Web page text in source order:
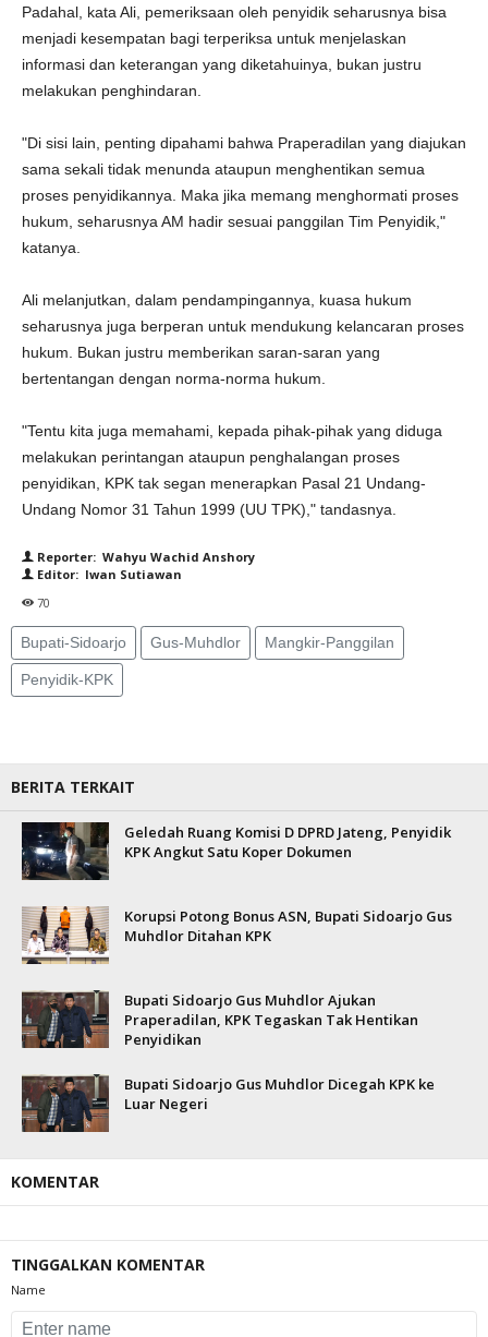
Padahal, kata Ali, pemeriksaan oleh penyidik seharusnya bisa
menjadi kesempatan bagi terperiksa untuk menjelaskan
informasi dan keterangan yang diketahuinya, bukan justru
melakukan penghindaran.
"Di sisi lain, penting dipahami bahwa Praperadilan yang diajukan
sama sekali tidak menunda ataupun menghentikan semua
proses penyidikannya. Maka jika memang menghormati proses
hukum, seharusnya AM hadir sesuai panggilan Tim Penyidik,"
katanya.
Ali melanjutkan, dalam pendampingannya, kuasa hukum
seharusnya juga berperan untuk mendukung kelancaran proses
hukum. Bukan justru memberikan saran-saran yang
bertentangan dengan norma-norma hukum.
"Tentu kita juga memahami, kepada pihak-pihak yang diduga
melakukan perintangan ataupun penghalangan proses
penyidikan, KPK tak segan menerapkan Pasal 21 Undang-
Undang Nomor 31 Tahun 1999 (UU TPK)," tandasnya.
Reporter: Wahyu Wachid Anshory
Editor: Iwan Sutiawan
70
Bupati-Sidoarjo Gus-Muhdlor Mangkir-Panggilan
Penyidik-KPK
BERITA TERKAIT
Geledah Ruang Komisi D DPRD Jateng, Penyidik
KPK Angkut Satu Koper Dokumen
Korupsi Potong Bonus ASN, Bupati Sidoarjo Gus
Muhdlor Ditahan KPK
Bupati Sidoarjo Gus Muhdlor Ajukan
Praperadilan, KPK Tegaskan Tak Hentikan
Penyidikan
Bupati Sidoarjo Gus Muhdlor Dicegah KPK ke
Luar Negeri
KOMENTAR
TINGGALKAN KOMENTAR
Name